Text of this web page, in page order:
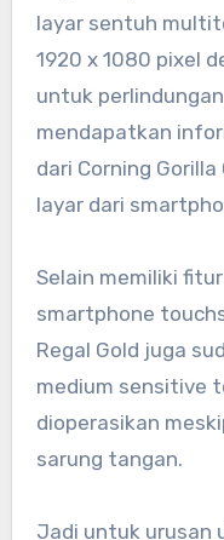
layar sentuh
1920 x 1080 pixel
untuk
mendapatkan
dari Corning
layar dari
Selain memiliki
smartphone
Regal Gold juga
medium sensitive
dioperasikan
sarung tangan.
Jadi untuk urusan